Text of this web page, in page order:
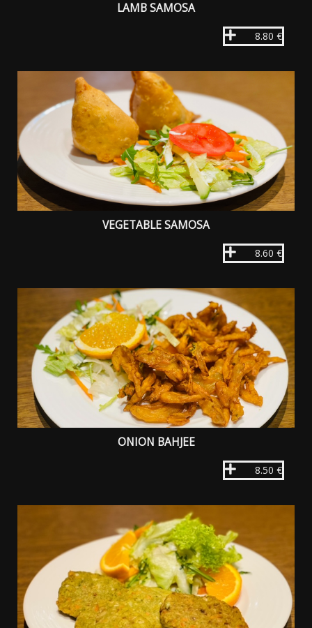
LAMB SAMOSA
8.80 €
VEGETABLE SAMOSA
8.60 €
ONION BAHJEE
8.50 €